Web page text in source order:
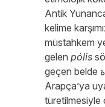
Antik
kelime
müstahkem
gelen pólis
geçen belde بَلْدَة kelimesi p-l-t kelimesinin
Arapça’ya
türetilmesiyle